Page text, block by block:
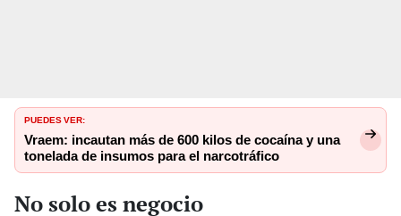
PUEDES VER:
Vraem: incautan más de 600 kilos de cocaína y una
tonelada de insumos para el narcotráfico
No solo es negocio